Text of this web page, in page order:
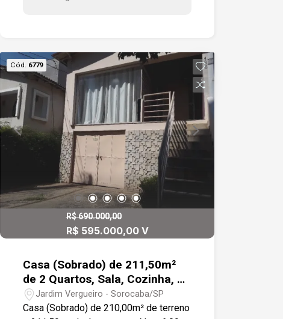
Cód. 6779
R$ 690.000,00
R$ 595.000,00 V
Casa (Sobrado) de 211,50m²
de 2 Quartos, Sala, Cozinha, 2
banheiros
Jardim Vergueiro - Sorocaba/SP
Casa (Sobrado) de 210,00m² de terreno